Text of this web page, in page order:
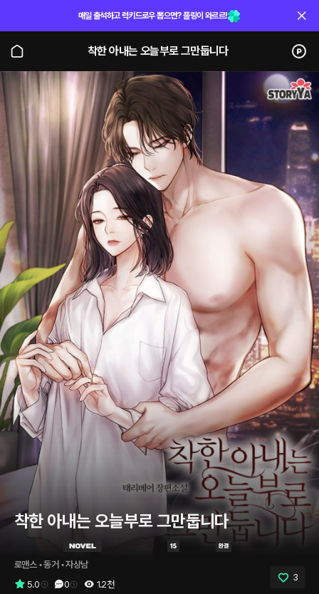
매일 출석하고 럭키드로우 뽑으면? 플링이 와르르!
착한 아내는 오늘부로 그만둡니다
착한 아내는 오늘부로 그만둡니다
로맨스 • 동거 • 자상남
5.0
0 1.2천
3